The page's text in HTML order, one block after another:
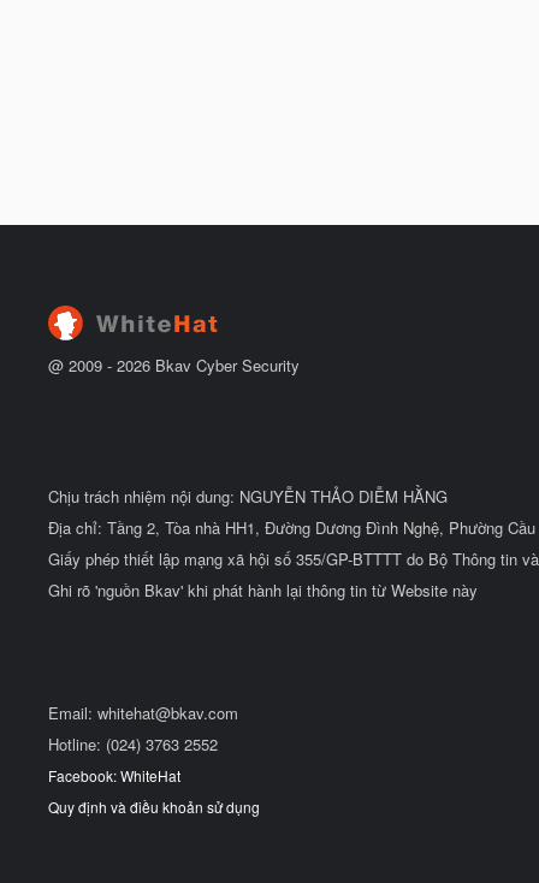
@ 2009 - 2026 Bkav Cyber Security
Chịu trách nhiệm nội dung: NGUYỄN THẢO DIỄM HẰNG
Địa chỉ: Tầng 2, Tòa nhà HH1, Đường Dương Đình Nghệ, Phường
Giấy phép thiết lập mạng xã hội số 355/GP-BTTTT do Bộ Thông tin
Ghi rõ 'nguồn Bkav' khi phát hành lại thông tin từ Website này
Email: whitehat@bkav.com
Hotline: (024) 3763 2552
Facebook: WhiteHat
Quy định và điều khoản sử dụng